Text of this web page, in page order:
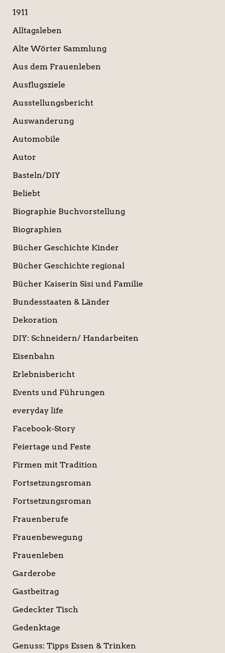
h
1911
Alltagsleben
Alte Wörter Sammlung
Aus dem Frauenleben
Ausflugsziele
Ausstellungsbericht
Auswanderung
Automobile
Autor
Basteln/DIY
Beliebt
Biographie Buchvorstellung
Biographien
Bücher Geschichte Kinder
Bücher Geschichte regional
Bücher Kaiserin Sisi und Familie
Bundesstaaten & Länder
Dekoration
DIY: Schneidern/ Handarbeiten
Eisenbahn
Erlebnisbericht
Events und Führungen
everyday life
Facebook-Story
Feiertage und Feste
Firmen mit Tradition
Fortsetzungsroman
Fortsetzungsroman
Frauenberufe
Frauenbewegung
Frauenleben
Garderobe
Gastbeitrag
Gedeckter Tisch
Gedenktage
Genuss: Tipps Essen & Trinken